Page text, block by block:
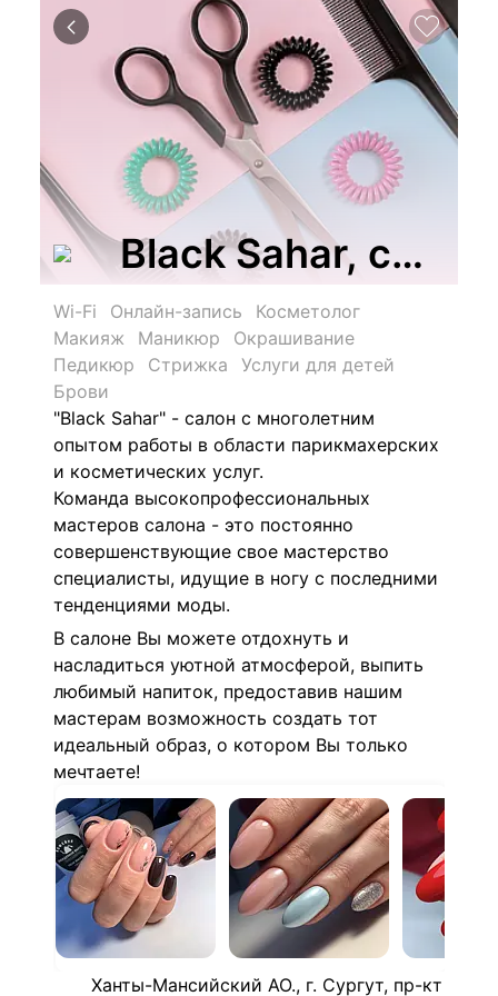
Black Sahar,
Wi-Fi Онлайн-запись
Косметолог
Макияж
Маникюр
Окрашивание
Педикюр
Стрижка
Услуги для детей
Брови
"Black Sahar" - салон с многолетним
опытом работы в области парикмахерских
и косметических услуг.
Команда высокопрофессиональных
мастеров салона - это постоянно
совершенствующие свое мастерство
специалисты, идущие в ногу с последними
тенденциями моды.
В салоне Вы можете отдохнуть и
насладиться уютной атмосферой, выпить
любимый напиток, предоставив нашим
мастерам возможность создать тот
идеальный образ, о котором Вы только
мечтаете!
Ханты-Мансийский АО., г. Сургут, пр-кт